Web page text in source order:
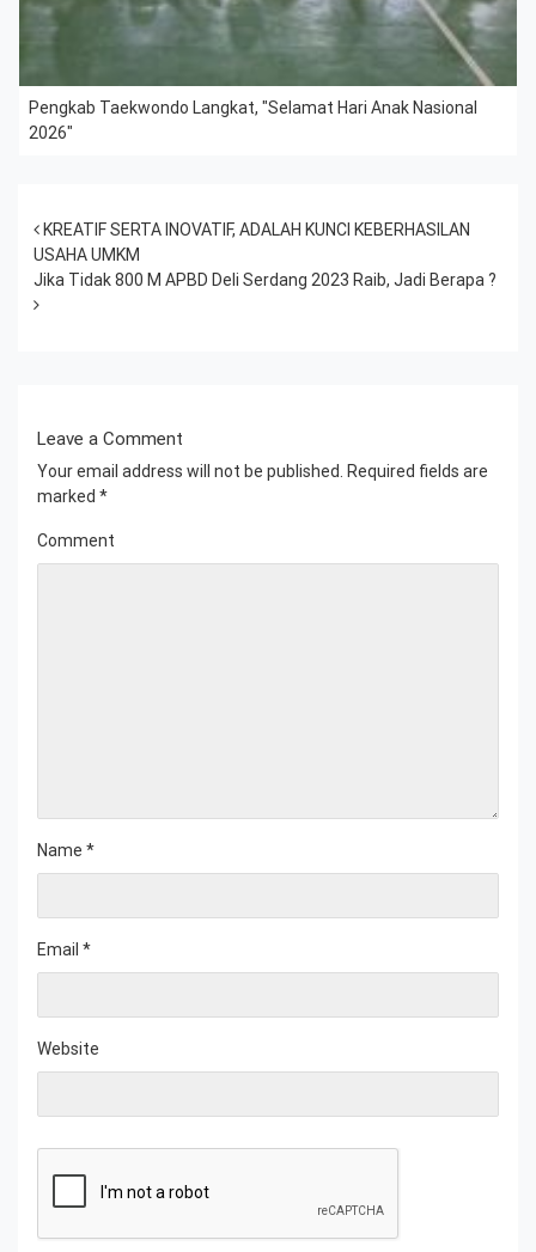
Pengkab Taekwondo Langkat, "Selamat Hari Anak Nasional
2026"
Post navigation
KREATIF SERTA INOVATIF, ADALAH KUNCI KEBERHASILAN
USAHA UMKM
Jika Tidak 800 M APBD Deli Serdang 2023 Raib, Jadi Berapa ?
Leave a Comment
Your email address will not be published. Required fields are
marked *
Comment
Name *
Email *
Website